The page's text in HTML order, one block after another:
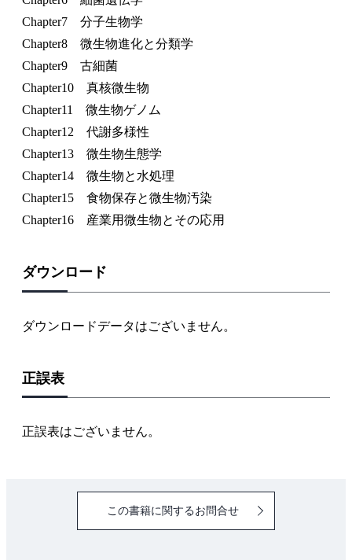
Chapter7 分子生物学
Chapter8 微生物進化と分類学
Chapter9 古細菌
Chapter10 真核微生物
Chapter11 微生物ゲノム
Chapter12 代謝多様性
Chapter13 微生物生態学
Chapter14 微生物と水処理
Chapter15 食物保存と微生物汚染
Chapter16 産業用微生物とその応用
ダウンロード
ダウンロードデータはございません。
正誤表
正誤表はございません。
この書籍に関するお問合せ